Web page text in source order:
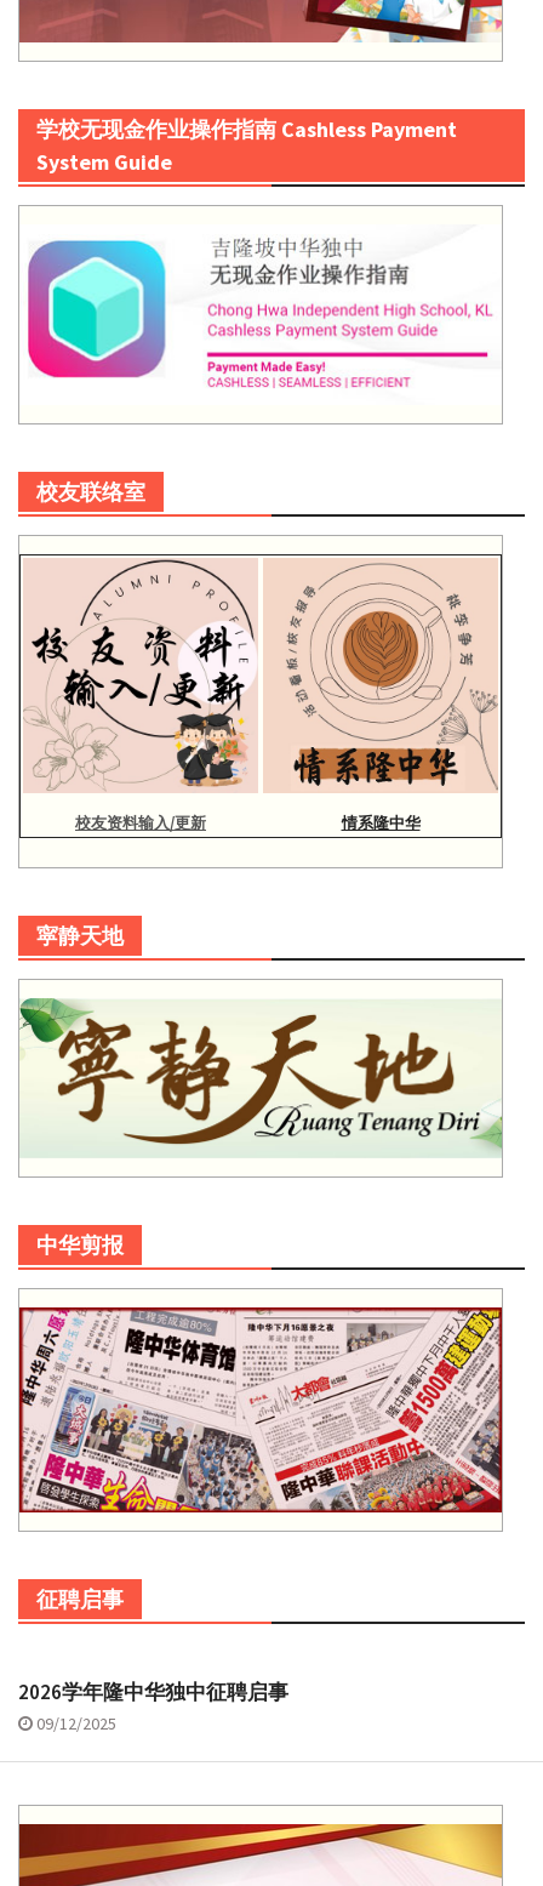
学校无现金作业操作指南 Cashless Payment
System Guide
校友联络室
校友资料输入/更新 情系隆中华
寜静天地
中华剪报
征聘启事
2026学年隆中华独中征聘启事
09/12/2025